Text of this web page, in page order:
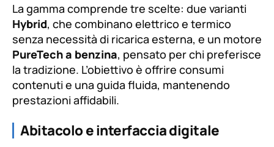
La gamma comprende tre scelte: due varianti
Hybrid, che combinano elettrico e termico
senza necessità di ricarica esterna, e un motore
PureTech a benzina, pensato per chi preferisce
la tradizione. L’obiettivo è offrire consumi
contenuti e una guida fluida, mantenendo
prestazioni affidabili.
Abitacolo e interfaccia digitale